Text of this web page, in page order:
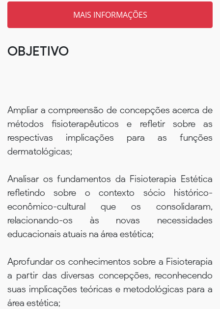
OBJETIVO
Ampliar a compreensão de concepções acerca de
métodos fisioterapêuticos e refletir sobre as
respectivas implicações para as funções
dermatológicas;
Analisar os fundamentos da Fisioterapia Estética
refletindo sobre o contexto sócio histórico-
econômico-cultural que os consolidaram,
relacionando-os às novas necessidades
educacionais atuais na área estética;
Aprofundar os conhecimentos sobre a Fisioterapia
a partir das diversas concepções, reconhecendo
suas implicações teóricas e metodológicas para a
área estética;